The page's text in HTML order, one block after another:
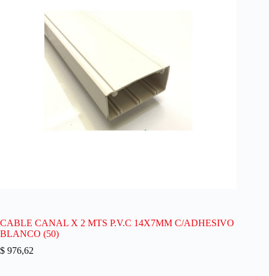
CABLE CANAL X 2 MTS P.V.C 14X7MM C/ADHESIVO
BLANCO (50)
$ 976,62